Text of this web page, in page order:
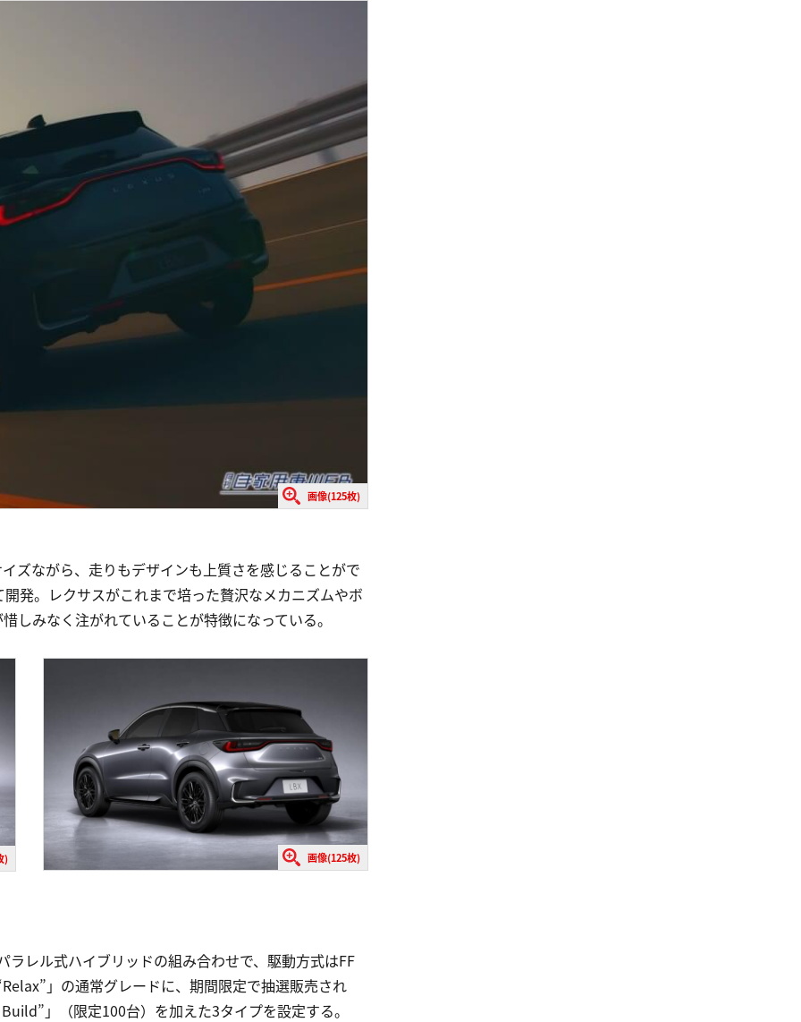
画像(125枚)
ズながら、走りもデザインも上質さを感じることがで
発。レクサスがこれまで培った贅沢なメカニズムやボ
しみなく注がれていることが特徴になっている。
) 画像(125枚)
レル式ハイブリッドの組み合わせで、駆動方式はFF
」の通常グレードに、期間限定で抽選販売され
」（限定100台）を加えた3タイプを設定する。